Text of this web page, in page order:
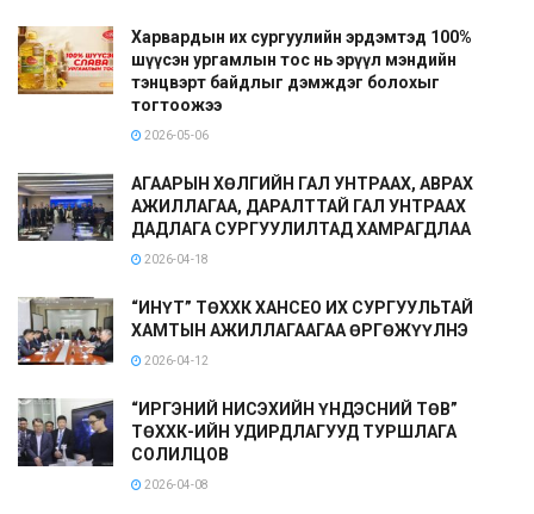
Харвардын их сургуулийн эрдэмтэд 100%
шүүсэн ургамлын тос нь эрүүл мэндийн
тэнцвэрт байдлыг дэмждэг болохыг
тогтоожээ
2026-05-06
АГААРЫН ХӨЛГИЙН ГАЛ УНТРААХ, АВРАХ
АЖИЛЛАГАА, ДАРАЛТТАЙ ГАЛ УНТРААХ
ДАДЛАГА СУРГУУЛИЛТАД ХАМРАГДЛАА
2026-04-18
“ИНҮТ” ТӨХХК ХАНСЕО ИХ СУРГУУЛЬТАЙ
ХАМТЫН АЖИЛЛАГААГАА ӨРГӨЖҮҮЛНЭ
2026-04-12
“ИРГЭНИЙ НИСЭХИЙН ҮНДЭСНИЙ ТӨВ”
ТӨХХК-ИЙН УДИРДЛАГУУД ТУРШЛАГА
СОЛИЛЦОВ
2026-04-08